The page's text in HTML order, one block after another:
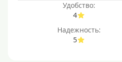
Удобство:
4
Надежность:
5